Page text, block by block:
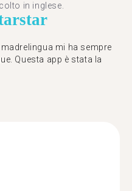
in inglese.
star
mi ha sempre
Questa app è stata la